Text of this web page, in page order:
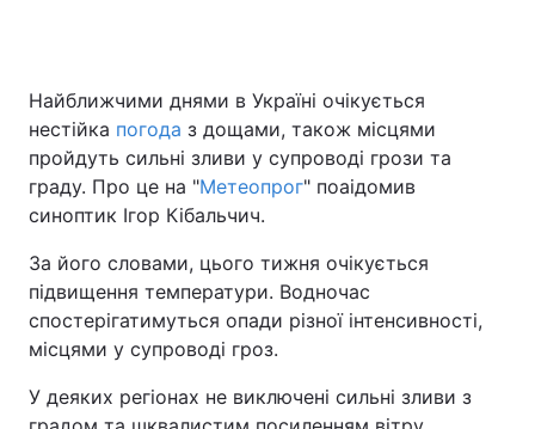
Найближчими днями в Україні очікується
нестійка погода з дощами, також місцями
пройдуть сильні зливи у супроводі грози та
граду. Про це на "Метеопрог" поаідомив
синоптик Ігор Кібальчич.
За його словами, цього тижня очікується
підвищення температури. Водночас
спостерігатимуться опади різної інтенсивності,
місцями у супроводі гроз.
У деяких регіонах не виключені сильні зливи з